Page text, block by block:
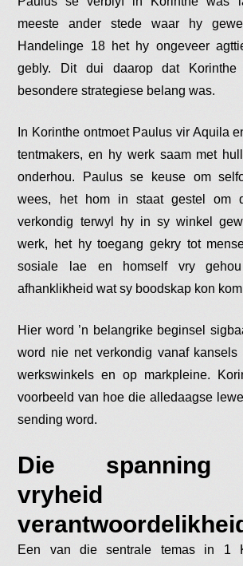
meeste ander stede waar hy
Handelinge 18 het hy ongeveer
gebly. Dit dui daarop dat
besondere strategiese belang was.
In Korinthe ontmoet Paulus vir Aquila
tentmakers, en hy werk saam met
onderhou. Paulus se keuse om
wees, het hom in staat gestel om
verkondig terwyl hy in sy winkel
werk, het hy toegang gekry tot
sosiale lae en homself vry
afhanklikheid wat sy boodskap kon
Hier word ’n belangrike beginsel
word nie net verkondig vanaf
werkswinkels en op markpleine.
voorbeeld van hoe die alledaagse
sending word.
Die spanning
Een van die sentrale temas in 1